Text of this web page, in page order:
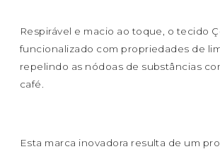
Respirável e macio ao toque, o tecido
funcionalizado com propriedades de
repelindo as nódoas de substâncias
café.
Esta marca inovadora resulta de um